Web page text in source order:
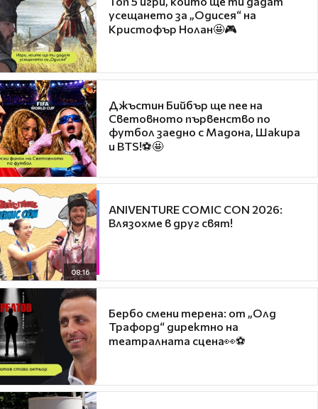
усещането за „Одисея“ на
Кристофър Нолан🤩🎮
Джъстин Бийбър ще пее на
Световното първенство по
футбол заедно с Мадона, Шакира
и BTS!⚽🤩
08:16
ANIVENTURE COMIC CON 2026:
Влязохме в друг свят!
Бербо смени терена: от „Олд
Трафорд“ директно на
театралната сцена👀⚽